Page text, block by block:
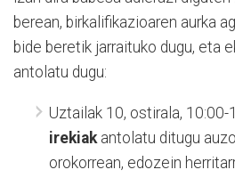
berean, birkalifikazioaren aurka
bide beretik jarraituko dugu, eta
antolatu dugu:
Uztailak 10, ostirala, 10:00-
irekiak antolatu ditugu
orokorrean, edozein